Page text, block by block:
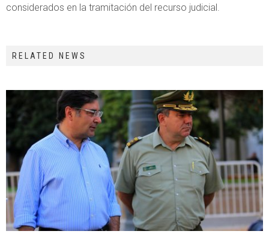
considerados en la tramitación del recurso judicial.
RELATED NEWS